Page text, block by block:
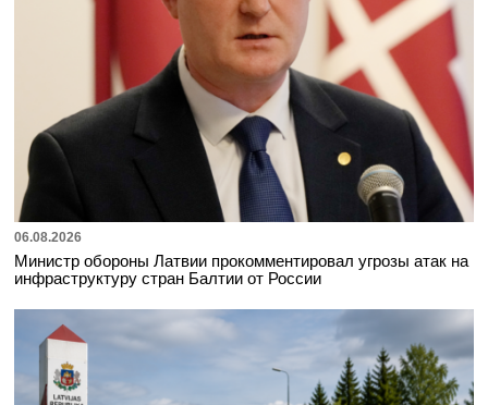
06.08.2026
Министр обороны Латвии прокомментировал угрозы атак на
инфраструктуру стран Балтии от России